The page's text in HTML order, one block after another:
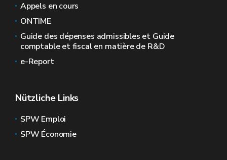
Appels en cours
ONTIME
Guide des dépenses admissibles et Guide
comptable et fiscal en matière de R&D
e-Report
Nützliche Links
SPW Emploi
SPW Économie